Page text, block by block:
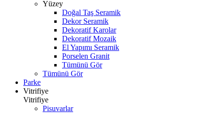
Yüzey
Doğal Taş Seramik
Dekor Seramik
Dekoratif Karolar
Dekoratif Mozaik
El Yapımı Seramik
Porselen Granit
Tümünü Gör
Tümünü Gör
Parke
Vitrifiye
Vitrifiye
Pisuvarlar